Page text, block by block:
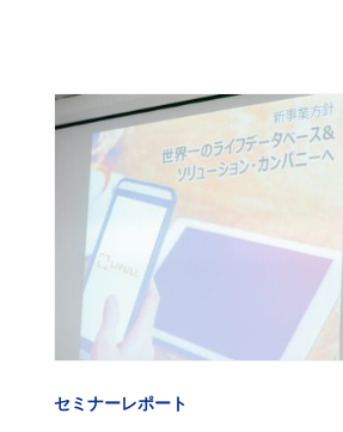
セミナーレポート